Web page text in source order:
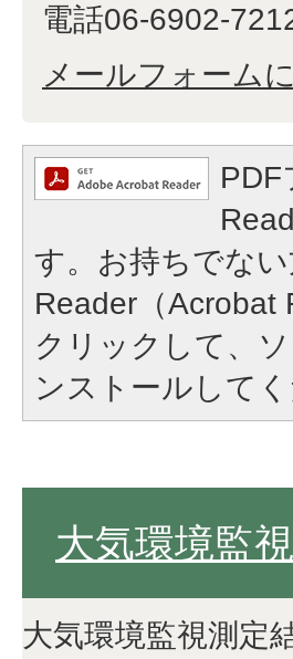
電話06-6902-
メールフォーム
PDF
す。お持ちでな
Reader（Acrobat
クリックして、
ンストールしてく
大気環境監
大気環境監視測定